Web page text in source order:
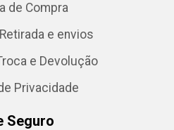
de Compra
e envios
e Devolução
Privacidade
Seguro